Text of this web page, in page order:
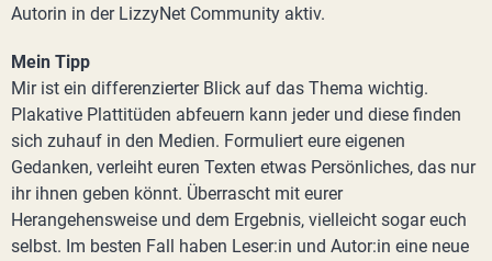
Autorin in der LizzyNet Community aktiv.
Mein Tipp
Mir ist ein differenzierter Blick auf das Thema wichtig.
Plakative Plattitüden abfeuern kann jeder und diese finden
sich zuhauf in den Medien. Formuliert eure eigenen
Gedanken, verleiht euren Texten etwas Persönliches, das nur
ihr ihnen geben könnt. Überrascht mit eurer
Herangehensweise und dem Ergebnis, vielleicht sogar euch
selbst. Im besten Fall haben Leser:in und Autor:in eine neue